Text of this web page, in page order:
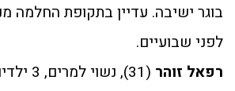
בוגר ישיבה. עדיין בתקופת החלמה
לפני שבועיים.
רפאל זוהר
(31),